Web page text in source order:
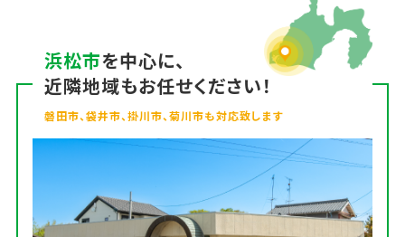
浜松市を中心に、
近隣地域もお任せください！
磐田市、袋井市、掛川市、菊川市も対応致します